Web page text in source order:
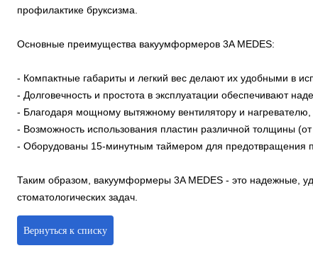
профилактике бруксизма.
Основные преимущества вакуумформеров 3A MEDES:
- Компактные габариты и легкий вес делают их удобными в
- Долговечность и простота в эксплуатации обеспечивают
- Благодаря мощному вытяжному вентилятору и нагревателю,
- Возможность использования пластин различной толщины
- Оборудованы 15-минутным таймером для предотвращения
Таким образом, вакуумформеры 3A MEDES - это надежные,
стоматологических задач.
Вернуться к списку